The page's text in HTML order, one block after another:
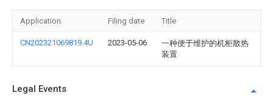
Application Filing date Title
CN202321069819.4U 2023-05-06
一种便于维护的机柜散热
装置
Legal Events